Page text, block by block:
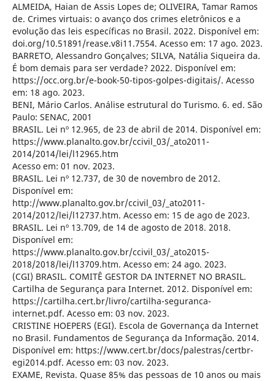
ALMEIDA, Haian de Assis Lopes de; OLIVEIRA, Tamar Ramos
de. Crimes virtuais: o avanço dos crimes eletrônicos e a
evolução das leis específicas no Brasil. 2022. Disponível em:
doi.org/10.51891/rease.v8i11.7554. Acesso em: 17 ago. 2023.
BARRETO, Alessandro Gonçalves; SILVA, Natália Siqueira da.
É bom demais para ser verdade? 2022. Disponível em:
https://occ.org.br/e-book-50-tipos-golpes-digitais/. Acesso
em: 18 ago. 2023.
BENI, Mário Carlos. Análise estrutural do Turismo. 6. ed. São
Paulo: SENAC, 2001
BRASIL. Lei nº 12.965, de 23 de abril de 2014. Disponível em:
https://www.planalto.gov.br/ccivil_03/_ato2011-
2014/2014/lei/l12965.htm
Acesso em: 01 nov. 2023.
BRASIL. Lei nº 12.737, de 30 de novembro de 2012.
Disponível em:
http://www.planalto.gov.br/ccivil_03/_ato2011-
2014/2012/lei/l12737.htm. Acesso em: 15 de ago de 2023.
BRASIL. Lei nº 13.709, de 14 de agosto de 2018. 2018.
Disponível em:
https://www.planalto.gov.br/ccivil_03/_ato2015-
2018/2018/lei/l13709.htm. Acesso em: 24 ago. 2023.
(CGI) BRASIL. COMITÊ GESTOR DA INTERNET NO BRASIL.
Cartilha de Segurança para Internet. 2012. Disponível em:
https://cartilha.cert.br/livro/cartilha-seguranca-
internet.pdf. Acesso em: 03 nov. 2023.
CRISTINE HOEPERS (EGI). Escola de Governança da Internet
no Brasil. Fundamentos de Segurança da Informação. 2014.
Disponível em: https://www.cert.br/docs/palestras/certbr-
egi2014.pdf. Acesso em: 03 nov. 2023.
EXAME, Revista. Quase 85% das pessoas de 10 anos ou mais